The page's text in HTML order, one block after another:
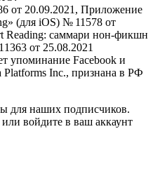
от 20.09.2021, Приложение
(для iOS) № 11578 от
Reading: саммари нон-фикшн
от 25.08.2021
упоминание Facebook и
Inc., признана в РФ
для наших подписчиков.
или войдите в ваш аккаунт